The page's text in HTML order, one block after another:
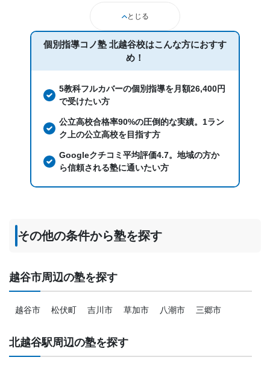
とじる
個別指導コノ塾 北越谷校はこんな方におすす
め！
5教科フルカバーの個別指導を月額26,400円
で受けたい方
公立高校合格率90%の圧倒的な実績。1ラン
ク上の公立高校を目指す方
Googleクチコミ平均評価4.7。地域の方か
ら信頼される塾に通いたい方
その他の条件から塾を探す
越谷市周辺の塾を探す
越谷市 松伏町 吉川市 草加市 八潮市 三郷市
北越谷駅周辺の塾を探す